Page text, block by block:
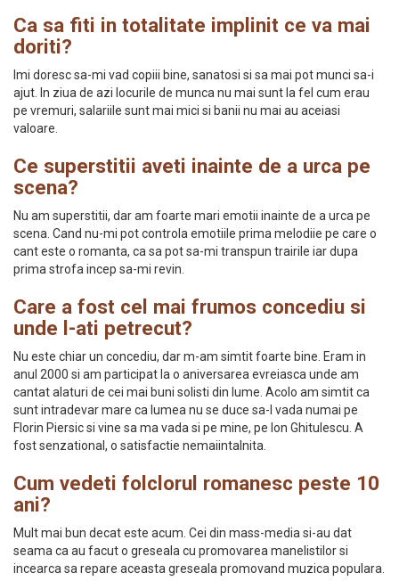
Ca sa fiti in totalitate implinit ce va mai
doriti?
Imi doresc sa-mi vad copiii bine, sanatosi si sa mai pot munci sa-i
ajut. In ziua de azi locurile de munca nu mai sunt la fel cum erau
pe vremuri, salariile sunt mai mici si banii nu mai au aceiasi
valoare.
Ce superstitii aveti inainte de a urca pe
scena?
Nu am superstitii, dar am foarte mari emotii inainte de a urca pe
scena. Cand nu-mi pot controla emotiile prima melodiie pe care o
cant este o romanta, ca sa pot sa-mi transpun trairile iar dupa
prima strofa incep sa-mi revin.
Care a fost cel mai frumos concediu si
unde l-ati petrecut?
Nu este chiar un concediu, dar m-am simtit foarte bine. Eram in
anul 2000 si am participat la o aniversarea evreiasca unde am
cantat alaturi de cei mai buni solisti din lume. Acolo am simtit ca
sunt intradevar mare ca lumea nu se duce sa-l vada numai pe
Florin Piersic si vine sa ma vada si pe mine, pe Ion Ghitulescu. A
fost senzational, o satisfactie nemaiintalnita.
Cum vedeti folclorul romanesc peste 10
ani?
Mult mai bun decat este acum. Cei din mass-media si-au dat
seama ca au facut o greseala cu promovarea manelistilor si
incearca sa repare aceasta greseala promovand muzica populara.